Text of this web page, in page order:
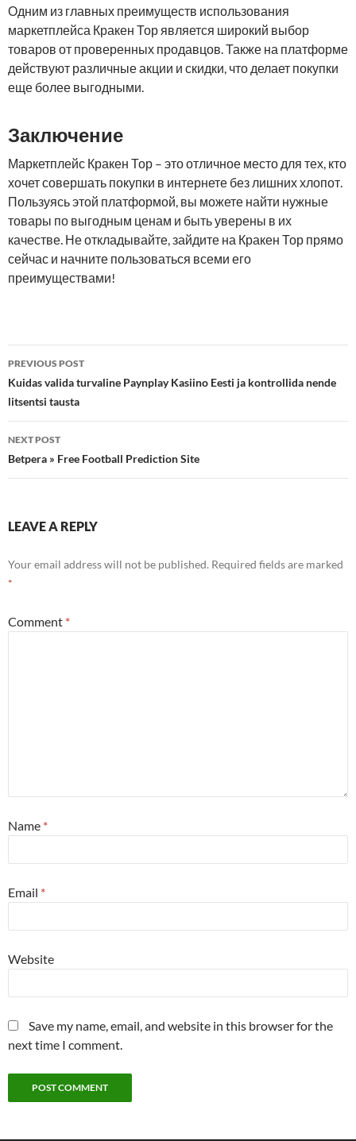
Одним из главных преимуществ использования
маркетплейса Кракен Тор является широкий выбор
товаров от проверенных продавцов. Также на платформе
действуют различные акции и скидки, что делает покупки
еще более выгодными.
Заключение
Маркетплейс Кракен Тор – это отличное место для тех, кто
хочет совершать покупки в интернете без лишних хлопот.
Пользуясь этой платформой, вы можете найти нужные
товары по выгодным ценам и быть уверены в их
качестве. Не откладывайте, зайдите на Кракен Тор прямо
сейчас и начните пользоваться всеми его
преимуществами!
Post
navigation
PREVIOUS POST
Kuidas valida turvaline Paynplay Kasiino Eesti ja kontrollida nende
litsentsi tausta
NEXT POST
Betpera » Free Football Prediction Site
LEAVE A REPLY
Your email address will not be published. Required fields are marked
*
Comment *
Name *
Email *
Website
Save my name, email, and website in this browser for the
next time I comment.